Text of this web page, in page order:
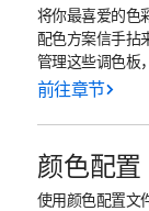
将你最喜爱的色
配色方案信手拈
管理这些调色板
前往章节
颜色配置
使用颜色配置文